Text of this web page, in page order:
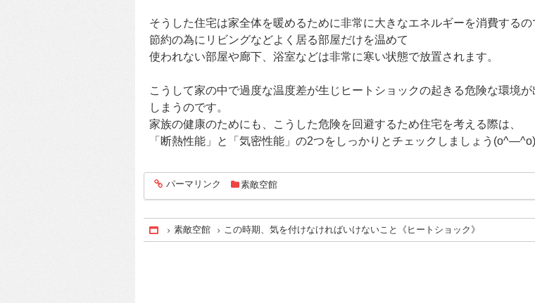
そうした住宅は家全体を暖めるために非常に大きなエネルギーを消費するの
節約の為にリビングなどよく居る部屋だけを温めて
使われない部屋や廊下、浴室などは非常に寒い状態で放置されます。
こうして家の中で過度な温度差が生じヒートショックの起きる危険な環境が
しまうのです。
家族の健康のためにも、こうした危険を回避するため住宅を考える際は、
「断熱性能」と「気密性能」の2つをしっかりとチェックしましょう(o^―^o)
entry185
パーマリンク 素敵空館
Home
素敵空館 この時期、気を付けなければいけないこと《ヒートショック》